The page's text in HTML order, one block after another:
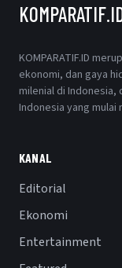
KOMPARATIF.ID
ekonomi, dan gaya
milenial di Indonesia,
Indonesia yang mulai
KANAL
Editorial
Ekonomi
Entertainment